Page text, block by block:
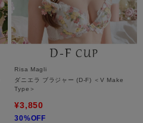
Risa Magli
ダニエラ ブラジャー (D-F) ＜V Make
Type＞
¥3,850
30%OFF